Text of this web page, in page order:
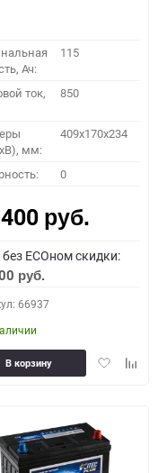
Ач:
115
ток,
850
мм:
409x170x234
0
руб.
ECOном скидки:
руб.
66937
Добавить
В корзину